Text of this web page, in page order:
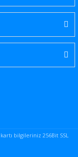
bilgileriniz 256Bit SSL